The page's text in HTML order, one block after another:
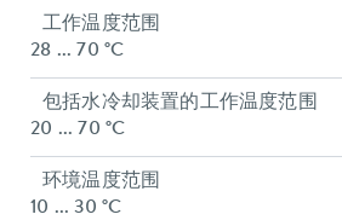
工作温度范围
28 ... 70 °C
包括水冷却装置的工作温度范围
20 ... 70 °C
环境温度范围
10 ... 30 °C